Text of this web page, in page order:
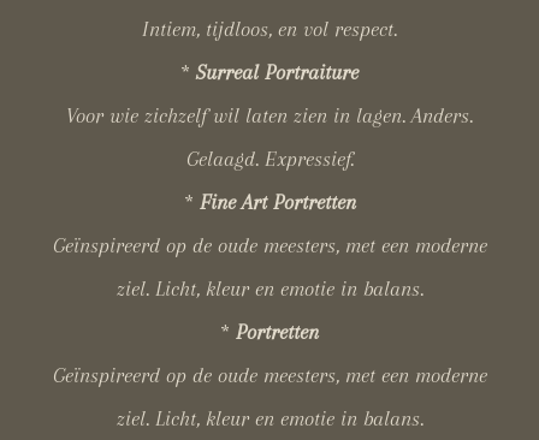
Intiem, tijdloos, en vol respect.
* Surreal Portraiture
Voor wie zichzelf wil laten zien in lagen. Anders.
Gelaagd. Expressief.
* Fine Art Portretten
Geïnspireerd op de oude meesters, met een moderne
ziel. Licht, kleur en emotie in balans.
* Portretten
Geïnspireerd op de oude meesters, met een moderne
ziel. Licht, kleur en emotie in balans.